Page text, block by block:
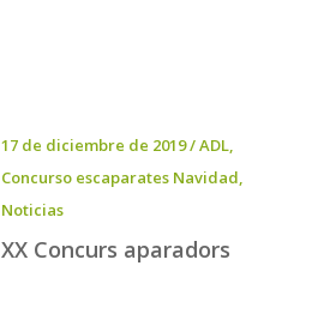
17 de diciembre de 2019/ADL,
Concurso escaparates Navidad,
Noticias
XX Concurs aparadors